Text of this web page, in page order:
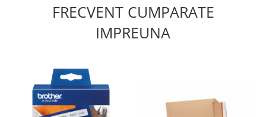
FRECVENT CUMPARATE
IMPREUNA